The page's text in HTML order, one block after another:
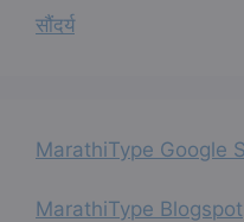
सौंदर्य
MarathiType Google
MarathiType Blogspot